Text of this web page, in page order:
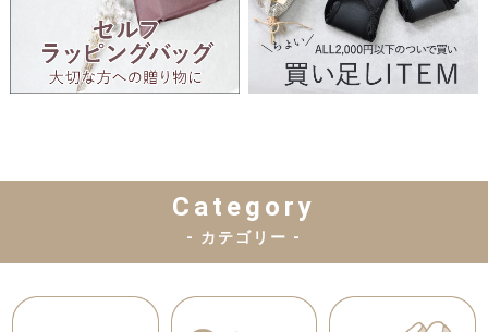
Category
- カテゴリー -